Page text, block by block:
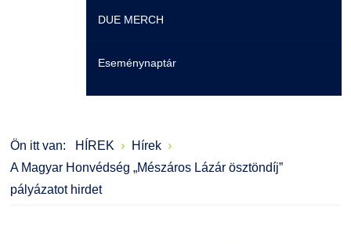
Moodle
Átjelentkezőknek
Karrier
Könyvtár
Szakmentori rendszer
Felnőttképzés
Családbarát Szolgáltató
Dokumentumok
Érdekvédelmi testületek
Szervezeti felépítés
Szabályzatok
Díjak, elismerések
DUE MERCH
Eseménynaptár
Ön itt van: HÍREK
Hírek
A Magyar Honvédség „Mészáros Lázár ösztöndíj”
pályázatot hirdet